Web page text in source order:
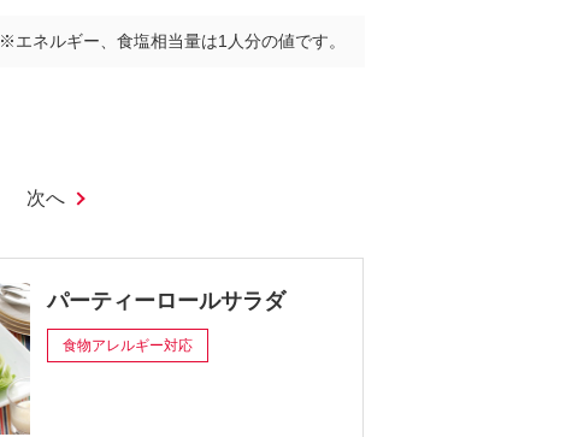
※エネルギー、食塩相当量は1人分の値です。
次へ
パーティーロールサラダ
食物アレルギー対応